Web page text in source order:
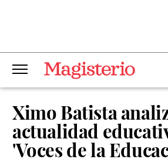
Ximo Batista
actualidad
'Voces de la